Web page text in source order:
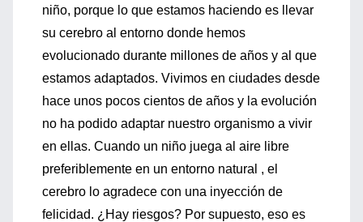
niño, porque lo que estamos haciendo es llevar
su cerebro al entorno donde hemos
evolucionado durante millones de años y al que
estamos adaptados. Vivimos en ciudades desde
hace unos pocos cientos de años y la evolución
no ha podido adaptar nuestro organismo a vivir
en ellas. Cuando un niño juega al aire libre
preferiblemente en un entorno natural , el
cerebro lo agradece con una inyección de
felicidad. ¿Hay riesgos? Por supuesto, eso es